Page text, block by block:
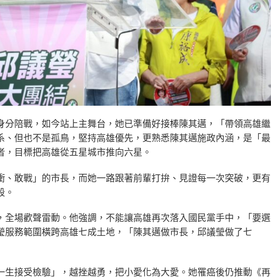
分陪戰，如今站上主舞台，她已準備好接棒陳其邁，「帶領高雄繼
、但也不是孤鳥，堅持高雄優先，更熟悉陳其邁施政內涵，是「最
目標把高雄從五星城市推向六星。
、敢戰」的市長，而她一路跟著前輩打拚、見證每一次突破，更有
。
全場歡聲雷動。他強調，不能讓高雄再次落入國民黨手中，「要選
服務範圍橫跨高雄七成土地，「陳其邁做市長，邱議瑩做了七
生接受檢驗」，越挫越勇，把小愛化為大愛。她罹癌後仍推動《再